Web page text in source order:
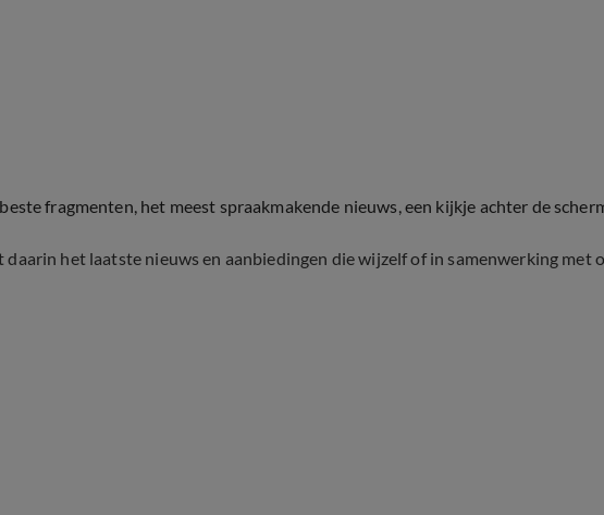
fragmenten, het meest spraakmakende nieuws, een kijkje achter de
het laatste nieuws en aanbiedingen die wijzelf of in samenwerking